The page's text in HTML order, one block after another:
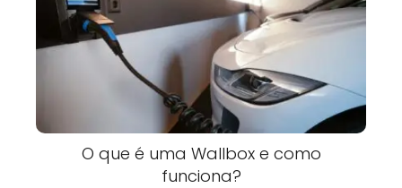
O que é uma Wallbox e como
funciona?